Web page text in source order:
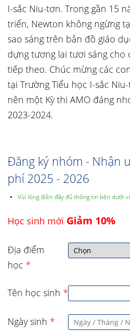
I-sắc Niu-tơn. Trong gần 15
triển, Newton không ngừng
sao sáng trên bản đồ giáo
dựng tương lai tươi sáng cho
tiếp theo. Chúc mừng các
tại Trường Tiểu học I-sắc
nên một Kỳ thi AMO đáng
2023-2024.
Đăng ký nhóm - Nhận
phí 2025 - 2026
Vùi lòng điền đầy đủ thông tin bên dưới
Học sinh mới Giảm 10%
Địa điểm
học *
Tên học sinh *
Ngày sinh *